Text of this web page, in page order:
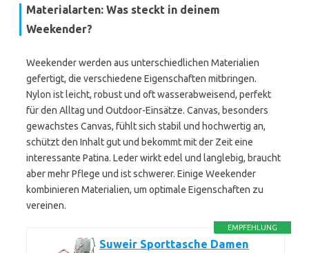
Materialarten: Was steckt in deinem
Weekender?
Weekender werden aus unterschiedlichen Materialien
gefertigt, die verschiedene Eigenschaften mitbringen.
Nylon ist leicht, robust und oft wasserabweisend, perfekt
für den Alltag und Outdoor-Einsätze. Canvas, besonders
gewachstes Canvas, fühlt sich stabil und hochwertig an,
schützt den Inhalt gut und bekommt mit der Zeit eine
interessante Patina. Leder wirkt edel und langlebig, braucht
aber mehr Pflege und ist schwerer. Einige Weekender
kombinieren Materialien, um optimale Eigenschaften zu
vereinen.
EMPFEHLUNG
Suweir Sporttasche Damen